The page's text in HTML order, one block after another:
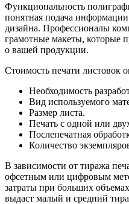
Функциональность
понятная подача
дизайна. Профессионалы
грамотные макеты, которые
о вашей продукции.
Стоимость печати листовок
Необходимость
Вид используемого
Размер листа.
Печать с одной или
Послепечатная
Количество
В зависимости от тиража
офсетным или цифровым
затраты при больших
выдаст малый и средний